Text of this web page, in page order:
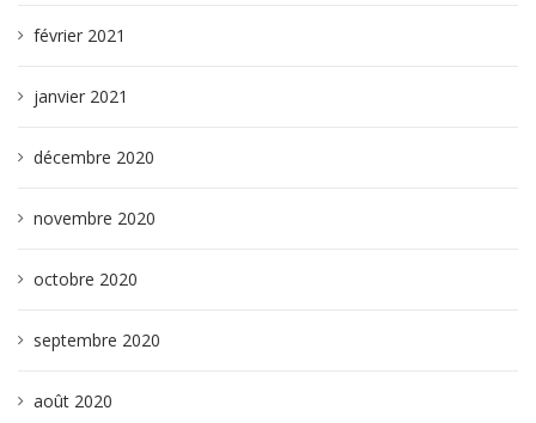
février 2021
janvier 2021
décembre 2020
novembre 2020
octobre 2020
septembre 2020
août 2020